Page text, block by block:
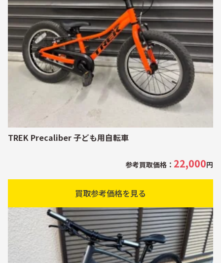
TREK Precaliber 子ども用自転車
参考買取価格： 22,000円
買取参考価格を見る